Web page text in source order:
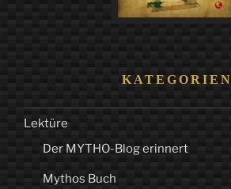
KATEGORIEN
Lektüre
Der MYTHO-Blog erinnert
Mythos Buch